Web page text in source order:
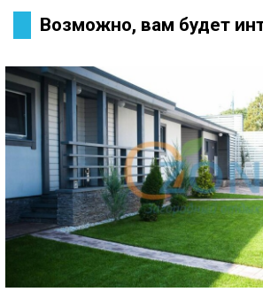
Возможно, вам будет